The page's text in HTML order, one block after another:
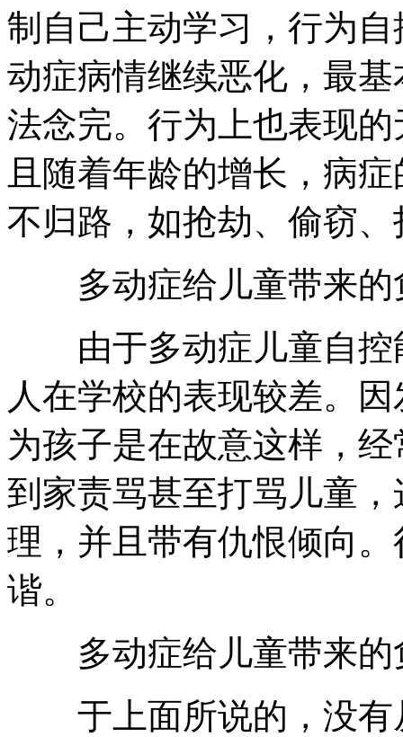
制自己主动学习，行为
动症病情继续恶化，最
法念完。行为上也表现
且随着年龄的增长，病
不归路，如抢劫、偷窃
多动症给儿童带来的
由于多动症儿童自控
人在学校的表现较差。
为孩子是在故意这样，
到家责骂甚至打骂儿童
理，并且带有仇恨倾向
谐。
多动症给儿童带来的
于上面所说的，没有